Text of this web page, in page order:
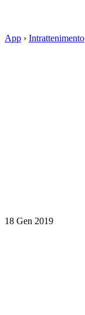
App › Intrattenimento
18 Gen 2019